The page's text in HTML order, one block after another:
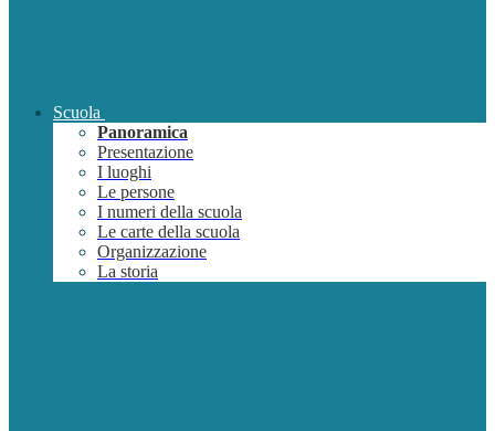
Scuola
Panoramica
Presentazione
I luoghi
Le persone
I numeri della scuola
Le carte della scuola
Organizzazione
La storia